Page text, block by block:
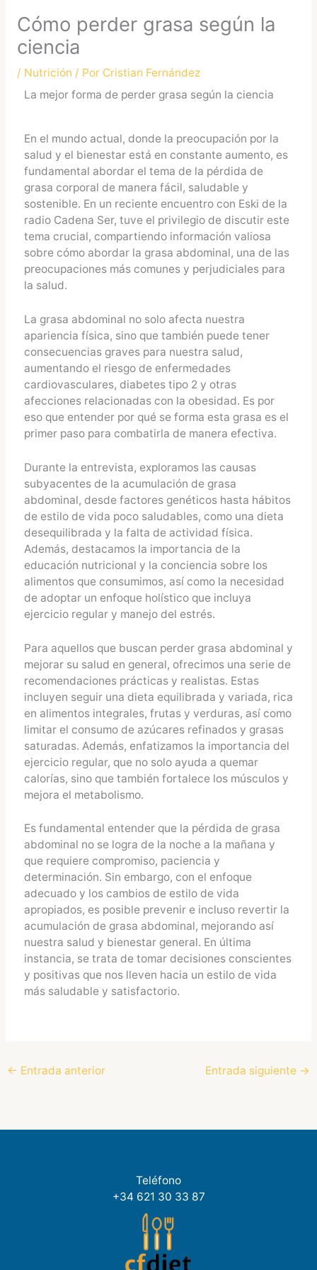
Cómo perder grasa según la
ciencia
/ Nutrición / Por Cristian Fernández
La mejor forma de perder grasa según la ciencia
En el mundo actual, donde la preocupación por la
salud y el bienestar está en constante aumento, es
fundamental abordar el tema de la pérdida de
grasa corporal de manera fácil, saludable y
sostenible. En un reciente encuentro con Eski de la
radio Cadena Ser, tuve el privilegio de discutir este
tema crucial, compartiendo información valiosa
sobre cómo abordar la grasa abdominal, una de las
preocupaciones más comunes y perjudiciales para
la salud.
La grasa abdominal no solo afecta nuestra
apariencia física, sino que también puede tener
consecuencias graves para nuestra salud,
aumentando el riesgo de enfermedades
cardiovasculares, diabetes tipo 2 y otras
afecciones relacionadas con la obesidad. Es por
eso que entender por qué se forma esta grasa es el
primer paso para combatirla de manera efectiva.
Durante la entrevista, exploramos las causas
subyacentes de la acumulación de grasa
abdominal, desde factores genéticos hasta hábitos
de estilo de vida poco saludables, como una dieta
desequilibrada y la falta de actividad física.
Además, destacamos la importancia de la
educación nutricional y la conciencia sobre los
alimentos que consumimos, así como la necesidad
de adoptar un enfoque holístico que incluya
ejercicio regular y manejo del estrés.
Para aquellos que buscan perder grasa abdominal y
mejorar su salud en general, ofrecimos una serie de
recomendaciones prácticas y realistas. Estas
incluyen seguir una dieta equilibrada y variada, rica
en alimentos integrales, frutas y verduras, así como
limitar el consumo de azúcares refinados y grasas
saturadas. Además, enfatizamos la importancia del
ejercicio regular, que no solo ayuda a quemar
calorías, sino que también fortalece los músculos y
mejora el metabolismo.
Es fundamental entender que la pérdida de grasa
abdominal no se logra de la noche a la mañana y
que requiere compromiso, paciencia y
determinación. Sin embargo, con el enfoque
adecuado y los cambios de estilo de vida
apropiados, es posible prevenir e incluso revertir la
acumulación de grasa abdominal, mejorando así
nuestra salud y bienestar general. En última
instancia, se trata de tomar decisiones conscientes
y positivas que nos lleven hacia un estilo de vida
más saludable y satisfactorio.
← Entrada anterior Entrada siguiente →
Teléfono
+34 621 30 33 87